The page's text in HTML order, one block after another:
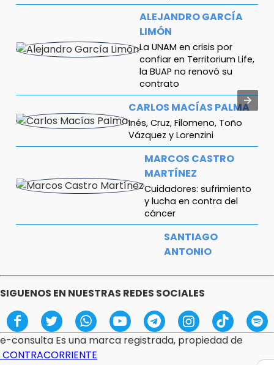
ALEJANDRO GARCÍA
LIMÓN
La UNAM en crisis por
confiar en Territorium Life,
la BUAP no renovó su
contrato
CARLOS MACÍAS PALMA
Inés, Cruz, Filomeno, Toño
Vázquez y Lorenzini
MARCOS CASTRO
MARTÍNEZ
Cuidadores: sufrimiento
y lucha en contra del
cáncer
SANTIAGO
ANTONIO
adultos mayores no
FERNANDO ABRAJÁN
¿Diputadas o influencers?
SIGUENOS EN NUESTRAS REDES SOCIALES
e-consulta Es una marca registrada, propiedad de
CONTRACORRIENTE